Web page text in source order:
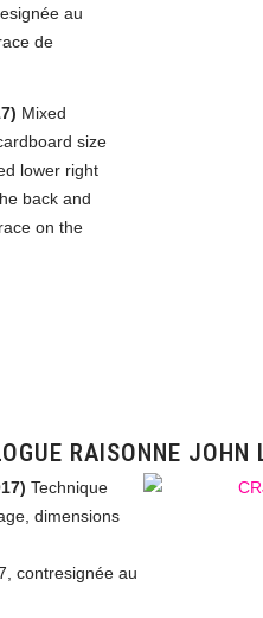
au
de
Mixed
size
lower right
back and
on the
RAISONNE JOHN
Technique
dimensions
contresignée au